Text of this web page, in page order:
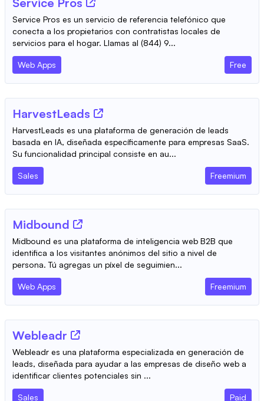
Service Pros es un servicio de referencia telefónico que
conecta a los propietarios con contratistas locales de
servicios para el hogar. Llamas al (844) 9...
Web Apps Free
HarvestLeads
HarvestLeads es una plataforma de generación de leads
basada en IA, diseñada específicamente para empresas SaaS.
Su funcionalidad principal consiste en au...
Sales Freemium
Midbound
Midbound es una plataforma de inteligencia web B2B que
identifica a los visitantes anónimos del sitio a nivel de
persona. Tú agregas un píxel de seguimien...
Web Apps Freemium
Webleadr
Webleadr es una plataforma especializada en generación de
leads, diseñada para ayudar a las empresas de diseño web a
identificar clientes potenciales sin ...
Sales Paid